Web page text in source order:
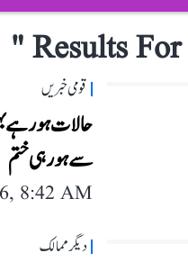
Results
"
قومی خبریں
سے ہو رہی ختم
8:42 AM
دیگر ممالک